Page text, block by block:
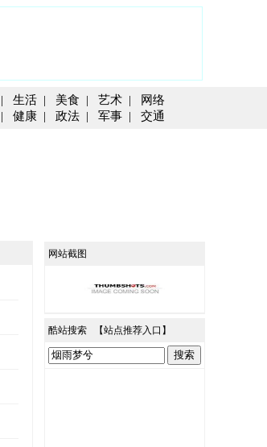
| 生活 | 美食 | 艺术 |
网络
| 健康 | 政法 | 军事 | 交通
网站截图
酷站搜索 【站点推荐入口 】